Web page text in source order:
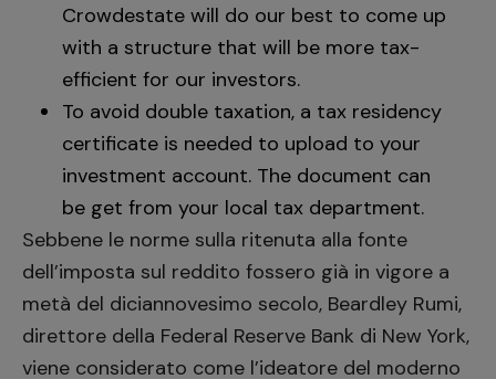
Crowdestate will do our best to come up
with a structure that will be more tax-
efficient for our investors.
To avoid double taxation, a tax residency
certificate is needed to upload to your
investment account. The document can
be get from your local tax department.
Sebbene le norme sulla ritenuta alla fonte
dell’imposta sul reddito fossero già in vigore a
metà del diciannovesimo secolo, Beardley Rumi,
direttore della Federal Reserve Bank di New York,
viene considerato come l’ideatore del moderno